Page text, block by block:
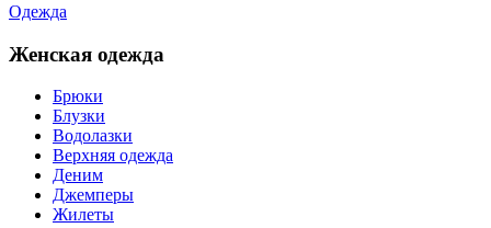
Одежда
Женская одежда
Брюки
Блузки
Водолазки
Верхняя одежда
Деним
Джемперы
Жилеты